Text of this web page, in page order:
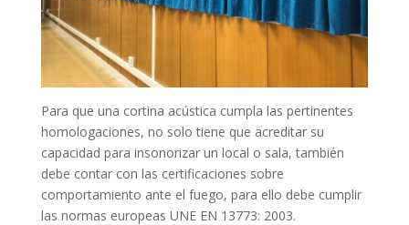
Para que una cortina acústica cumpla las pertinentes
homologaciones, no solo tiene que acreditar su
capacidad para insonorizar un local o sala, también
debe contar con las certificaciones sobre
comportamiento ante el fuego, para ello debe cumplir
las normas europeas UNE EN 13773: 2003.